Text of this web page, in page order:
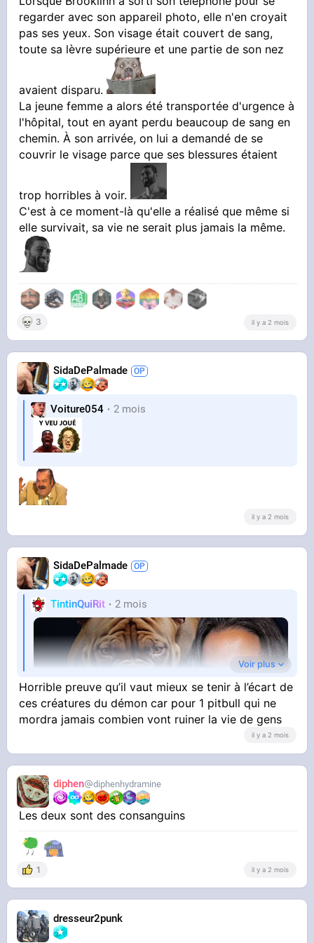
regarder avec son appareil photo, elle n'en croyait
pas ses yeux. Son visage était couvert de sang,
toute sa lèvre supérieure et une partie de son nez
avaient disparu.
La jeune femme a alors été transportée d'urgence à
l'hôpital, tout en ayant perdu beaucoup de sang en
chemin. À son arrivée, on lui a demandé de se
couvrir le visage parce que ses blessures étaient
trop horribles à voir.
C'est à ce moment-là qu'elle a réalisé que même si
elle survivait, sa vie ne serait plus jamais la même.
3 il y a 2 mois
SidaDePalmade
Voiture054 2 mois
il y a 2 mois
SidaDePalmade
TintinQuiRit 2 mois
Survivre à une attaque de pitbull : l’histoire de
Brooklinn Khoury
Comment Survivre
Brooklinn Khoury, alors âgée de 22 ans,
famille, qu'elle connaissait depuis des années,
lui a soudainement sauté au visage
Voir plus
Horrible preuve qu’il vaut mieux se tenir à l’écart de
ces créatures du démon car pour 1 pitbull qui ne
mordra jamais combien vont ruiner la vie de gens
il y a 2 mois
diphen diphenhydramine
Les deux sont des consanguins
1 il y a 2 mois
dresseur2punk